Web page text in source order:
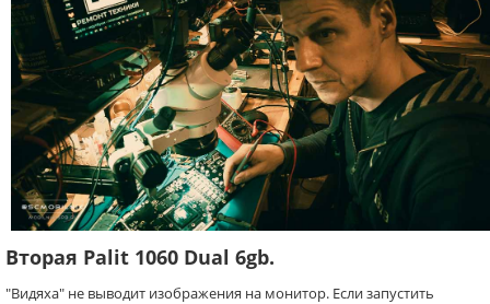
Вторая Palit 1060 Dual 6gb.
"Видяха" не выводит изображения на монитор. Если запустить